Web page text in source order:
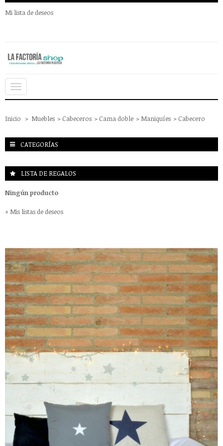
Mi lista de deseos
Navegación
Inicio > Muebles > Cabeceros > Cama doble > Maniquíes > Cabecero
CATEGORÍAS
LISTA DE REGALOS
Ningún producto
» Mis listas de deseos